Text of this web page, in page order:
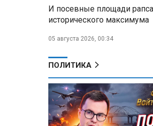
И посевные площади
исторического максимума
05 августа 2026, 00:34
ПОЛИТИКА